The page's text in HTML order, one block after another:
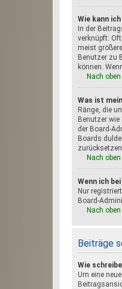
Wie kann
In der
verknüpft:
meist
Benutzer zu
können.
Nach oben
Was ist
Ränge, die
Benutzer
der Board-
Boards
Nach oben
Wenn ich
Nur
Board-
Nach oben
Beiträge
Wie
Um eine